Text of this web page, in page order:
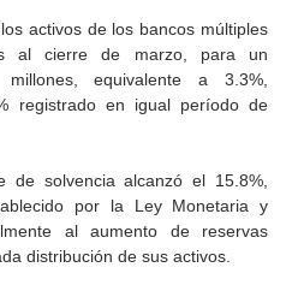
activos de los bancos múltiples
al cierre de marzo, para un
equivalente a 3.3%,
registrado en igual período de
de solvencia alcanzó el 15.8%,
por la Ley Monetaria y
al aumento de reservas
distribución de sus activos.